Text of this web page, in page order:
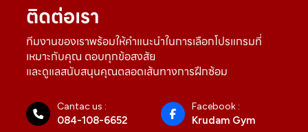
ติดต่อเรา
ทีมงานของเราพร้อมให้คำแนะนำในการเลือกโปรแกรมที่
เหมาะกับคุณ ตอบทุกข้อสงสัย
และดูแลสนับสนุนคุณตลอดเส้นทางการฝึกซ้อม
Cantac us :
084-108-6652
Facebook :
Krudam Gym